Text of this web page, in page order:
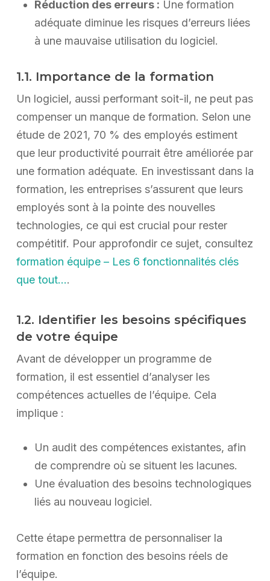
Réduction des erreurs : Une formation
adéquate diminue les risques d’erreurs liées
à une mauvaise utilisation du logiciel.
1.1. Importance de la formation
Un logiciel, aussi performant soit-il, ne peut pas
compenser un manque de formation. Selon une
étude de 2021, 70 % des employés estiment
que leur productivité pourrait être améliorée par
une formation adéquate. En investissant dans la
formation, les entreprises s’assurent que leurs
employés sont à la pointe des nouvelles
technologies, ce qui est crucial pour rester
compétitif. Pour approfondir ce sujet, consultez
formation équipe – Les 6 fonctionnalités clés
que tout….
1.2. Identifier les besoins spécifiques
de votre équipe
Avant de développer un programme de
formation, il est essentiel d’analyser les
compétences actuelles de l’équipe. Cela
implique :
Un audit des compétences existantes, afin
de comprendre où se situent les lacunes.
Une évaluation des besoins technologiques
liés au nouveau logiciel.
Cette étape permettra de personnaliser la
formation en fonction des besoins réels de
l’équipe.